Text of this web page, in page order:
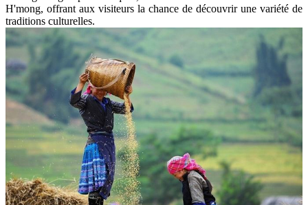
H'mong, offrant aux visiteurs la chance de découvrir une variété de
traditions culturelles.